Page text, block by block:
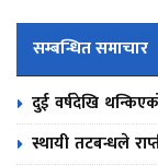
सम्बन्धित समाचार
दुई वर्षदेखि
स्थायी तटबन्धले